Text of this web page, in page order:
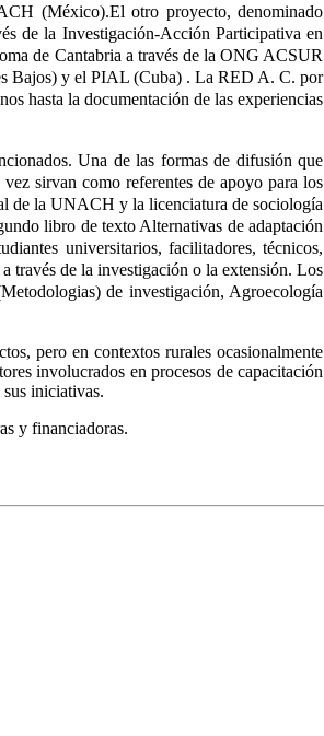
(México).El otro proyecto, denominado
de la Investigación-Acción Participativa en
de Cantabria a través de la ONG ACSUR
Bajos) y el PIAL (Cuba) . La RED A. C. por
hasta la documentación de las experiencias
Una de las formas de difusión que
sirvan como referentes de apoyo para los
de la UNACH y la licenciatura de sociología
libro de texto Alternativas de adaptación
universitarios, facilitadores, técnicos,
través de la investigación o la extensión. Los
de investigación, Agroecología
pero en contextos rurales ocasionalmente
involucrados en procesos de capacitación
iniciativas.
y financiadoras.